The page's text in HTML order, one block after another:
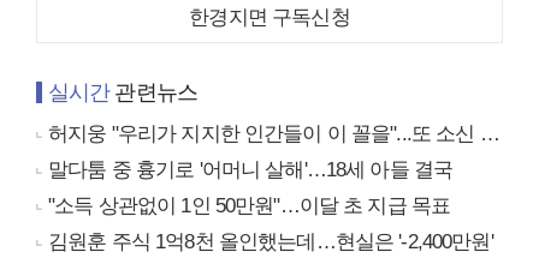
한경지면 구독신청
실시간관련뉴스
허지웅 "우리가 지지한 인간들이 이 꼴을"...또 소신 발언
말다툼 중 흉기로 '어머니 살해'…18세 아들 결국
"소득 상관없이 1인 50만원"…이달 초 지급 목표
김원훈 주식 1억8천 올인했는데…현실은 '-2,400만원'